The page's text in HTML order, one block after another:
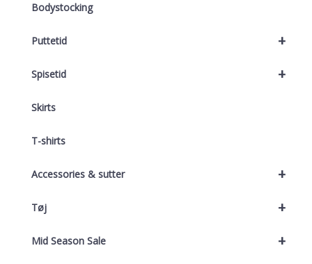
Bodystocking
+
Puttetid
+
Spisetid
Skirts
T-shirts
+
Accessories & sutter
+
Tøj
+
Mid Season Sale